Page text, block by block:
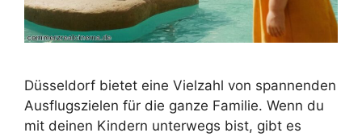
Düsseldorf bietet eine Vielzahl von spannenden
Ausflugszielen für die ganze Familie. Wenn du
mit deinen Kindern unterwegs bist, gibt es